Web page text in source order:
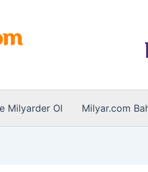
Milyarder Ol Milyar.com